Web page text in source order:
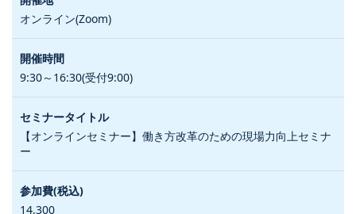
オンライン(Zoom)
9:30～16:30(受付9:00)
【オンラインセミナー】働き方改革のための現場力向上セミナ
ー
14,300